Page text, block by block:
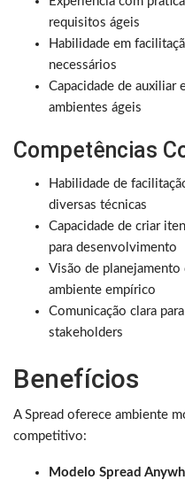
requisitos ágeis
Habilidade em
necessários
Capacidade de auxiliar
ambientes ágeis
Competências
Habilidade de
diversas técnicas
Capacidade de criar
para desenvolvimento
Visão de
ambiente empírico
Comunicação clara
stakeholders
Benefícios
A Spread oferece ambiente
competitivo:
Modelo Spread